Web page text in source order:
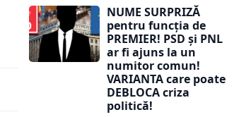
NUME SURPRIZĂ
pentru funcția de
PREMIER! PSD și PNL
ar fi ajuns la un
numitor comun!
VARIANTA care poate
DEBLOCA criza
politică!